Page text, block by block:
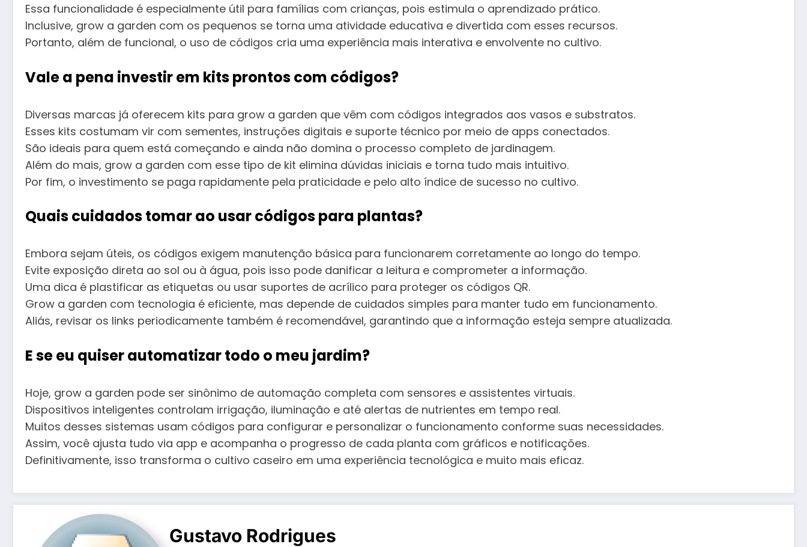
Essa funcionalidade é especialmente útil para famílias com crianças, pois estimula o aprendizado prático.
Inclusive, grow a garden com os pequenos se torna uma atividade educativa e divertida com esses recursos.
Portanto, além de funcional, o uso de códigos cria uma experiência mais interativa e envolvente no cultivo.
Vale a pena investir em kits prontos com códigos?
Diversas marcas já oferecem kits para grow a garden que vêm com códigos integrados aos vasos e substratos.
Esses kits costumam vir com sementes, instruções digitais e suporte técnico por meio de apps conectados.
São ideais para quem está começando e ainda não domina o processo completo de jardinagem.
Além do mais, grow a garden com esse tipo de kit elimina dúvidas iniciais e torna tudo mais intuitivo.
Por fim, o investimento se paga rapidamente pela praticidade e pelo alto índice de sucesso no cultivo.
Quais cuidados tomar ao usar códigos para plantas?
Embora sejam úteis, os códigos exigem manutenção básica para funcionarem corretamente ao longo do tempo.
Evite exposição direta ao sol ou à água, pois isso pode danificar a leitura e comprometer a informação.
Uma dica é plastificar as etiquetas ou usar suportes de acrílico para proteger os códigos QR.
Grow a garden com tecnologia é eficiente, mas depende de cuidados simples para manter tudo em funcionamento.
Aliás, revisar os links periodicamente também é recomendável, garantindo que a informação esteja sempre atualizada.
E se eu quiser automatizar todo o meu jardim?
Hoje, grow a garden pode ser sinônimo de automação completa com sensores e assistentes virtuais.
Dispositivos inteligentes controlam irrigação, iluminação e até alertas de nutrientes em tempo real.
Muitos desses sistemas usam códigos para configurar e personalizar o funcionamento conforme suas necessidades.
Assim, você ajusta tudo via app e acompanha o progresso de cada planta com gráficos e notificações.
Definitivamente, isso transforma o cultivo caseiro em uma experiência tecnológica e muito mais eficaz.
Gustavo Rodrigues